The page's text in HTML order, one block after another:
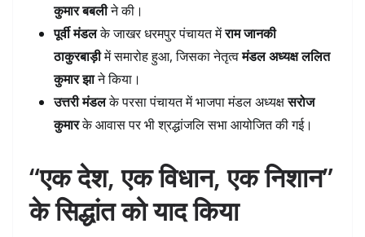
कुमार बबलीने की।
पूर्वी मंडलके जाखर धरमपुर पंचायत मेंराम जानकी
ठाकुरबाड़ीमें समारोह हुआ, जिसका नेतृत्वमंडल अध्यक्ष ललित
कुमार झाने किया।
उत्तरी मंडलके परसा पंचायत में भाजपा मंडल अध्यक्षसरोज
कुमारके आवास पर भी श्रद्धांजलि सभा आयोजित की गई।
“एक देश, एक विधान, एक निशान”
के सिद्धांत को याद किया